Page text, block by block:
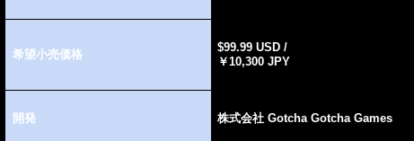
希望小売価格
$99.99 USD /
￥10,300 JPY
開発 株式会社 Gotcha Gotcha Games